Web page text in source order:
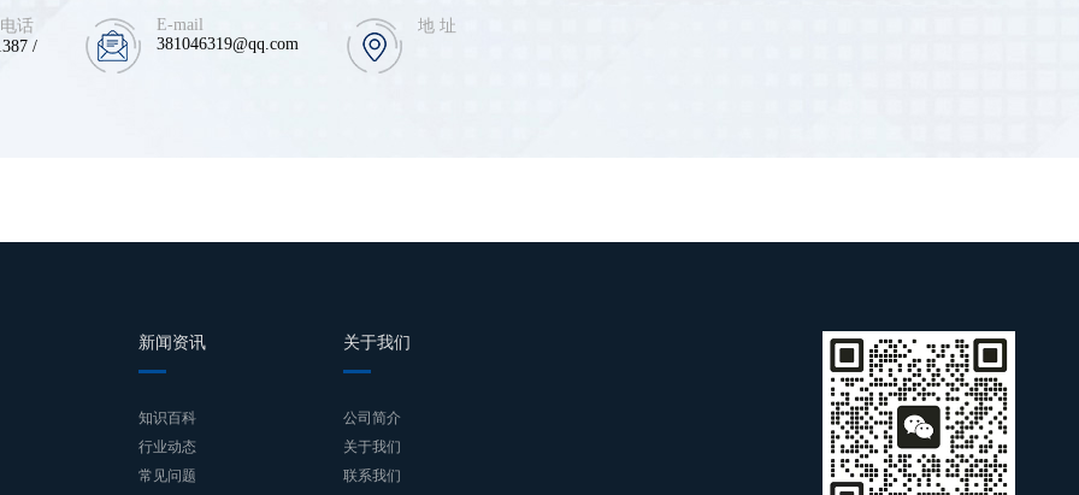
话
/
E-mail
381046319@qq.com
地 址
新闻资讯
知识百科
行业动态
常见问题
关于我们
公司简介
关于我们
联系我们